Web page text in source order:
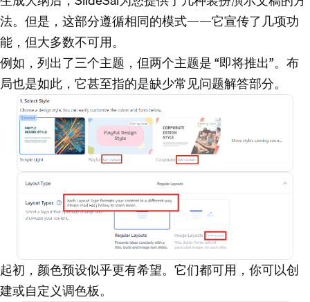
法。但是，这部分遵循相同的模式——它宣传了几项功
能，但大多数不可用。
例如，列出了三个主题，但两个主题是 “即将推出”。布
局也是如此，它甚至指的是缺少常见问题解答部分。
起初，颜色预设似乎更有希望。它们都可用，你可以创
建或自定义调色板。